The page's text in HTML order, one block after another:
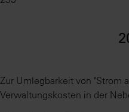
Zur Umlegbarkeit von "Strom
Verwaltungskosten in der